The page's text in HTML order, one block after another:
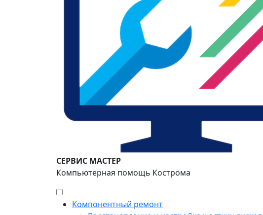
СЕРВИС МАСТЕР
Компьютерная помощь Кострома
Компонентный ремонт